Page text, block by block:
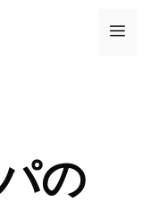
メ
の